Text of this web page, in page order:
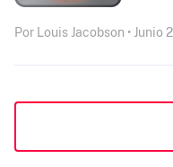
Por Louis Jacobson • Junio